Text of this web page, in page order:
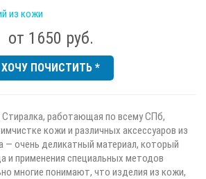
от 1650 руб.
ХОЧУ ПОЧИСТИТЬ *
Стиралка, работающая по всему СПб,
кожи и различных аксессуаров из
— очень деликатный материал, который
и применения специальных методов
многие понимают, что изделия из кожи,